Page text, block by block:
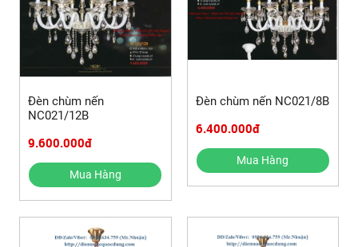
Đèn chùm nến
NC021/12B
9.600.000đ
Mua Hàng
Đèn chùm nến NC021/8B
6.400.000đ
Mua Hàng